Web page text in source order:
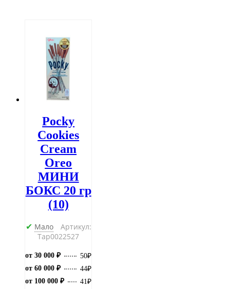
Pocky
Cookies
Cream
Oreo
МИНИ
БОКС 20 гр
(10)
✔ Мало
Артикул:
Тар0022527
от 30 000 ₽ 50₽
от 60 000 ₽
44₽
от 100 000 ₽
41₽